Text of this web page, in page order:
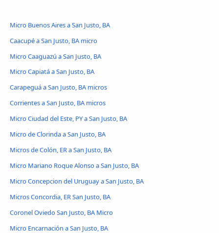
Micro Buenos Aires a San Justo, BA
Caacupé a San Justo, BA micro
Micro Caaguazú a San Justo, BA
Micro Capiatá a San Justo, BA
Carapeguá a San Justo, BA micros
Corrientes a San Justo, BA micros
Micro Ciudad del Este, PY a San Justo, BA
Micro de Clorinda a San Justo, BA
Micros de Colón, ER a San Justo, BA
Micro Mariano Roque Alonso a San Justo, BA
Micro Concepcion del Uruguay a San Justo, BA
Micros Concordia, ER San Justo, BA
Coronel Oviedo San Justo, BA Micro
Micro Encarnación a San Justo, BA